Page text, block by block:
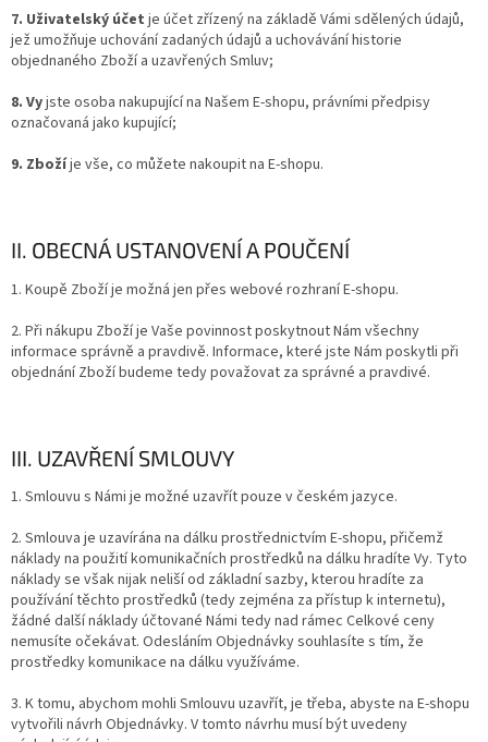
7. Uživatelský účet je účet zřízený na základě Vámi sdělených údajů,
jež umožňuje uchování zadaných údajů a uchovávání historie
objednaného Zboží a uzavřených Smluv;
8. Vyjste osoba nakupující na Našem E-shopu, právními předpisy
označovaná jako kupující;
9. Zbožíje vše, co můžete nakoupit na E-shopu.
II. OBECNÁ USTANOVENÍ A POUČENÍ
1. Koupě Zboží je možná jen přes webové rozhraní E-shopu.
2. Při nákupu Zboží je Vaše povinnost poskytnout Nám všechny
informace správně a pravdivě. Informace, které jste Nám poskytli při
objednání Zboží budeme tedy považovat za správné a pravdivé.
III. UZAVŘENÍ SMLOUVY
1. Smlouvu s Námi je možné uzavřít pouze včeském jazyce.
2. Smlouva je uzavírána na dálku prostřednictvím E-shopu, přičemž
náklady na použití komunikačních prostředků na dálku hradíte Vy. Tyto
náklady se však nijak neliší od základní sazby, kterou hradíte za
používání těchto prostředků (tedy zejména za přístup k internetu),
žádné další náklady účtované Námi tedy nad rámec Celkové ceny
nemusíte očekávat. Odesláním Objednávky souhlasíte s tím, že
prostředky komunikace na dálku využíváme.
3. K tomu, abychom mohli Smlouvu uzavřít, je třeba, abyste na E-shopu
vytvořili návrh Objednávky. V tomto návrhu musí být uvedeny